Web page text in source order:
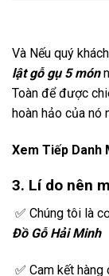
Và Nếu quý
lật gỗ gụ 5 món
Toàn để được
hoàn hảo của nó
Xem Tiếp Danh
3. Lí do nên
✅ Chúng tôi là
Đồ Gỗ Hải Minh
✅ Cam kết